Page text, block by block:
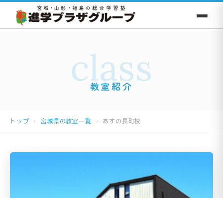
class
教室紹介
トップ 宮城県の教室一覧 あすの長町校